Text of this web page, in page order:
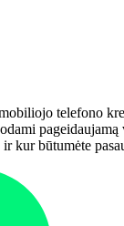
telefono
kur būtumėte